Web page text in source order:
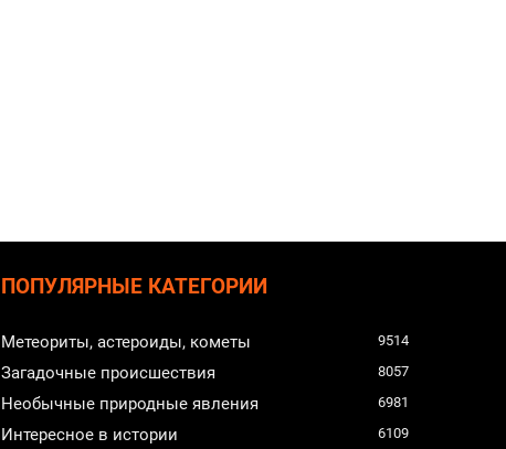
ПОПУЛЯРНЫЕ КАТЕГОРИИ
Метеориты, астероиды, кометы 9514
Загадочные происшествия 8057
Необычные природные явления 6981
Интересное в истории 6109